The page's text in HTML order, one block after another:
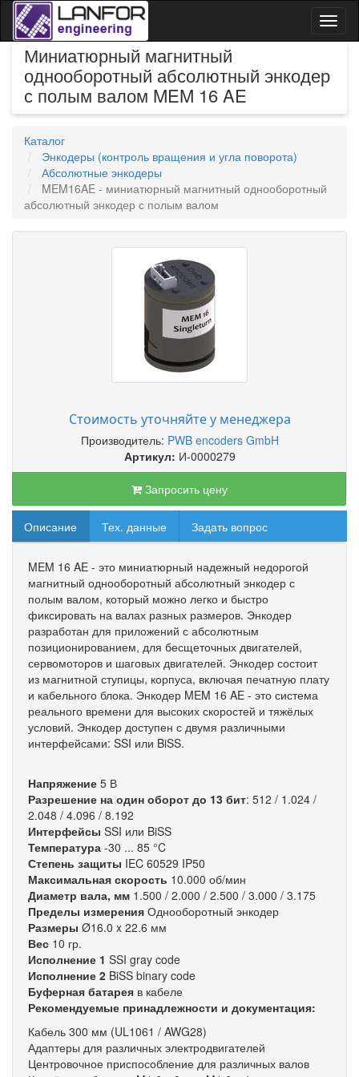
Миниатюрный магнитный
однооборотный абсолютный энкодер
с полым валом MEM 16 AE
Каталог
Энкодеры (контроль вращения и угла поворота)
Абсолютные энкодеры
MEM16AE - миниатюрный магнитный однооборотный
абсолютный энкодер с полым валом
Стоимость уточняйте у менеджера
Производитель: PWB encoders GmbH
Артикул: И-0000279
Запросить цену
Описание Тех. данные Задать вопрос
MEM 16 AE - это миниатюрный надежный недорогой
магнитный однооборотный абсолютный энкодер с
полым валом, который можно легко и быстро
фиксировать на валах разных размеров. Энкодер
разработан для приложений с абсолютным
позиционированием, для бесщеточных двигателей,
сервомоторов и шаговых двигателей. Энкодер состоит
из магнитной ступицы, корпуса, включая печатную плату
и кабельного блока. Энкодер MEM 16 AE - это система
реального времени для высоких скоростей и тяжёлых
условий. Энкодер доступен с двумя различными
интерфейсами: SSI или BiSS.
Напряжение 5 В
Разрешение на один оборот до 13 бит: 512 / 1.024 /
2.048 / 4.096 / 8.192
Интерфейсы SSI или BiSS
Температура -30 ... 85 °C
Степень защиты IEC 60529 IP50
Максимальная скорость 10.000 об/мин
Диаметр вала, мм 1.500 / 2.000 / 2.500 / 3.000 / 3.175
Пределы измерения Однооборотный энкодер
Размеры Ø16.0 x 22.6 мм
Вес 10 гр.
Исполнение 1 SSI gray code
Исполнение 2 BiSS binary code
Буферная батарея в кабеле
Рекомендуемые принадлежности и документация:
Кабель 300 мм (UL1061 / AWG28)
Адаптеры для различных электродвигателей
Центровочное приспособление для различных валов